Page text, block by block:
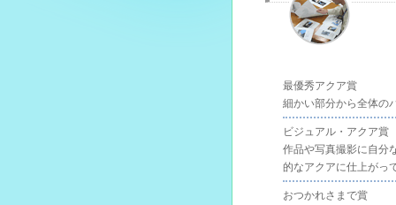
最優秀アクア賞
細かい部分から全体の
ビジュアル・アクア賞
作品や写真撮影に自分
的なアクアに仕上がっ
おつかれさまで賞